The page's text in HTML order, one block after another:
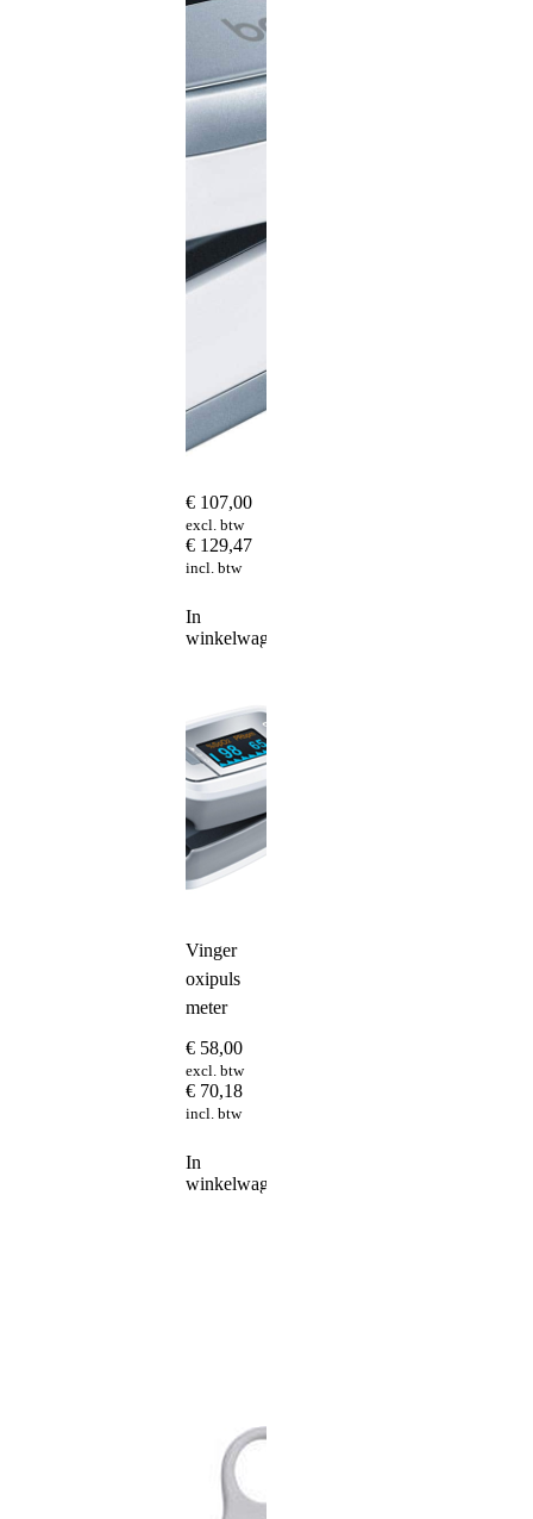
€ 107,00
excl. btw
€ 129,47
incl. btw
In
winkelwagen
Vinger
oxipuls
meter
€ 58,00
excl. btw
€ 70,18
incl. btw
In
winkelwagen